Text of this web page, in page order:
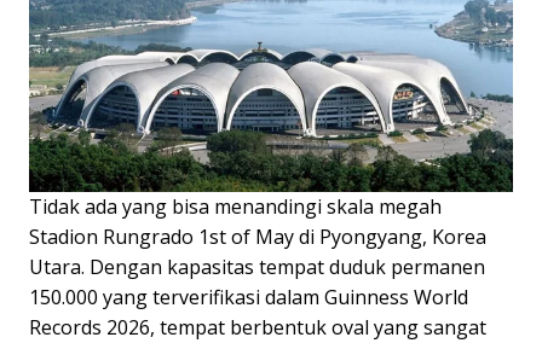
Tidak ada yang bisa menandingi skala megah
Stadion Rungrado 1st of May di Pyongyang, Korea
Utara. Dengan kapasitas tempat duduk permanen
150.000 yang terverifikasi dalam Guinness World
Records 2026, tempat berbentuk oval yang sangat